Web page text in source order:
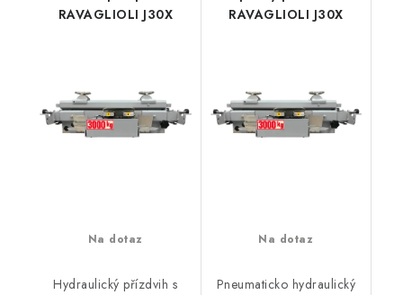
RAVAGLIOLI J30X
Na dotaz
Hydraulický přízdvih s
RAVAGLIOLI J30X
Na dotaz
Pneumaticko hydraulický